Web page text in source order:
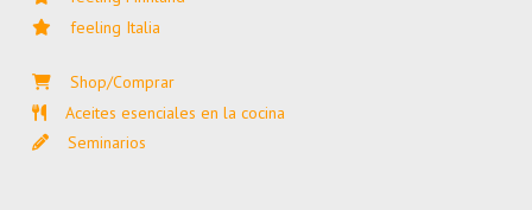
feeling Italia
Shop/Comprar
Aceites esenciales en la cocina
Seminarios